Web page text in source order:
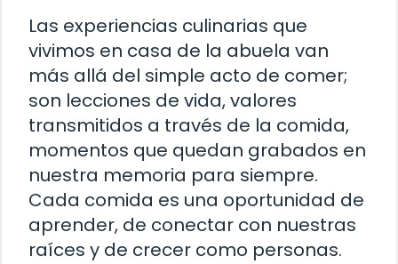
Las experiencias culinarias que
vivimos en casa de la abuela van
más allá del simple acto de comer;
son lecciones de vida, valores
transmitidos a través de la comida,
momentos que quedan grabados en
nuestra memoria para siempre.
Cada comida es una oportunidad de
aprender, de conectar con nuestras
raíces y de crecer como personas.